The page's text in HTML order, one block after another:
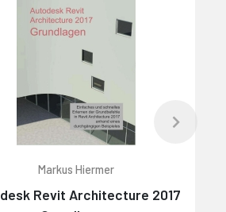
Markus Hiermer
Revit Architecture 2017